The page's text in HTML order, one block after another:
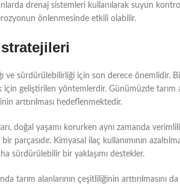
drenaj sistemleri kullanılarak suyun
önlenmesinde etkili olabilir.
ve sürdürülebilirliği için son derece önemlidir.
geliştirilen yöntemlerdir. Günümüzde
arttırılması hedeflenmektedir.
doğal yaşamı korurken aynı zamanda
parçasıdır. Kimyasal ilaç kullanımının
sürdürülebilir bir yaklaşımı destekler.
tarım alanlarının çeşitliliğinin